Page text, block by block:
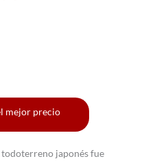
mejor precio
japonés fue